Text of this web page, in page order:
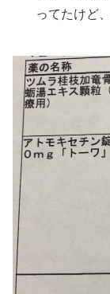
ってたけど